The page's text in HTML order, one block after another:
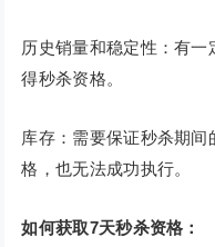
历史销量和稳定性：有
得秒杀资格。
库存：需要保证秒杀期
格，也无法成功执行。
如何获取7天秒杀资格：